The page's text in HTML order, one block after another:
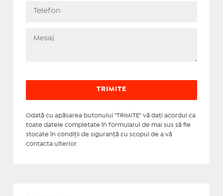
Odată cu apăsarea butonului "TRIMITE" vă daţi acordul ca
toate datele completate în formularul de mai sus să fie
stocate în condiţii de siguranţă cu scopul de a vă
contacta ulterior.